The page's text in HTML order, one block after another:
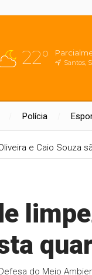
22° Santos,
Polícia
e Caio Souza
do Meio